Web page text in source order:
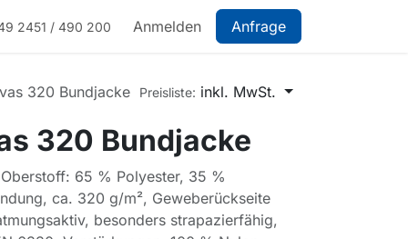
2451 / 490 200 Anmelden Anfrage
320 Bundjacke Preisliste: inkl. MwSt.
320 Bundjacke
65 % Polyester, 35 %
ca. 320 g/m², Geweberückseite
besonders strapazierfähig,